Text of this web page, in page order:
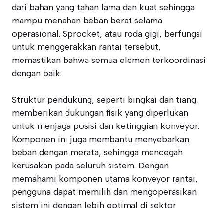
dari bahan yang tahan lama dan kuat sehingga
mampu menahan beban berat selama
operasional. Sprocket, atau roda gigi, berfungsi
untuk menggerakkan rantai tersebut,
memastikan bahwa semua elemen terkoordinasi
dengan baik.
Struktur pendukung, seperti bingkai dan tiang,
memberikan dukungan fisik yang diperlukan
untuk menjaga posisi dan ketinggian konveyor.
Komponen ini juga membantu menyebarkan
beban dengan merata, sehingga mencegah
kerusakan pada seluruh sistem. Dengan
memahami komponen utama konveyor rantai,
pengguna dapat memilih dan mengoperasikan
sistem ini dengan lebih optimal di sektor